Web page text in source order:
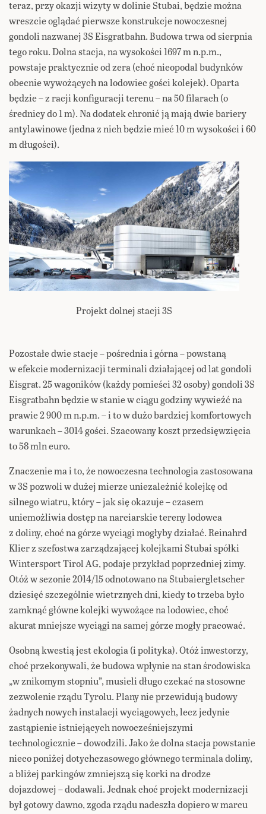
teraz, przy okazji wizyty w dolinie Stubai, będzie można
wreszcie oglądać pierwsze konstrukcje nowoczesnej
gondoli nazwanej 3S Eisgratbahn. Budowa trwa od sierpnia
tego roku. Dolna stacja, na wysokości 1697 m n.p.m.,
powstaje praktycznie od zera (choć nieopodal budynków
obecnie wywożących na lodowiec gości kolejek). Oparta
będzie – z racji konfiguracji terenu – na 50 filarach (o
średnicy do 1 m). Na dodatek chronić ją mają dwie bariery
antylawinowe (jedna z nich będzie mieć 10 m wysokości i 60
m długości).
Projekt dolnej stacji 3S
Pozostałe dwie stacje – pośrednia i górna – powstaną
w efekcie modernizacji terminali działającej od lat gondoli
Eisgrat. 25 wagoników (każdy pomieści 32 osoby) gondoli 3S
Eisgratbahn będzie w stanie w ciągu godziny wywieźć na
prawie 2 900 m n.p.m. – i to w dużo bardziej komfortowych
warunkach – 3014 gości. Szacowany koszt przedsięwzięcia
to 58 mln euro.
Znaczenie ma i to, że nowoczesna technologia zastosowana
w 3S pozwoli w dużej mierze uniezależnić kolejkę od
silnego wiatru, który – jak się okazuje – czasem
uniemożliwia dostęp na narciarskie tereny lodowca
z doliny, choć na górze wyciągi mogłyby działać. Reinahrd
Klier z szefostwa zarządzającej kolejkami Stubai spółki
Wintersport Tirol AG, podaje przykład poprzedniej zimy.
Otóż w sezonie 2014/15 odnotowano na Stubaiergletscher
dziesięć szczególnie wietrznych dni, kiedy to trzeba było
zamknąć główne kolejki wywożące na lodowiec, choć
akurat mniejsze wyciągi na samej górze mogły pracować.
Osobną kwestią jest ekologia (i polityka). Otóż inwestorzy,
choć przekonywali, że budowa wpłynie na stan środowiska
„w znikomym stopniu”, musieli długo czekać na stosowne
zezwolenie rządu Tyrolu. Plany nie przewidują budowy
żadnych nowych instalacji wyciągowych, lecz jedynie
zastąpienie istniejących nowocześniejszymi
technologicznie – dowodzili. Jako że dolna stacja powstanie
nieco poniżej dotychczasowego głównego terminala doliny,
a bliżej parkingów zmniejszą się korki na drodze
dojazdowej – dodawali. Jednak choć projekt modernizacji
był gotowy dawno, zgoda rządu nadeszła dopiero w marcu